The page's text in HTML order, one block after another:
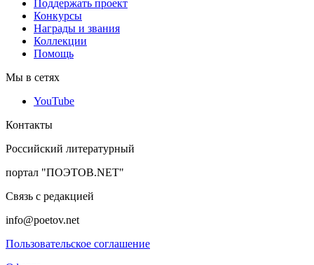
Поддержать проект
Конкурсы
Награды и звания
Коллекции
Помощь
Мы в сетях
YouTube
Контакты
Российский литературный
портал "ПОЭТОВ.NET"
Связь с редакцией
info@poetov.net
Пользовательское соглашение